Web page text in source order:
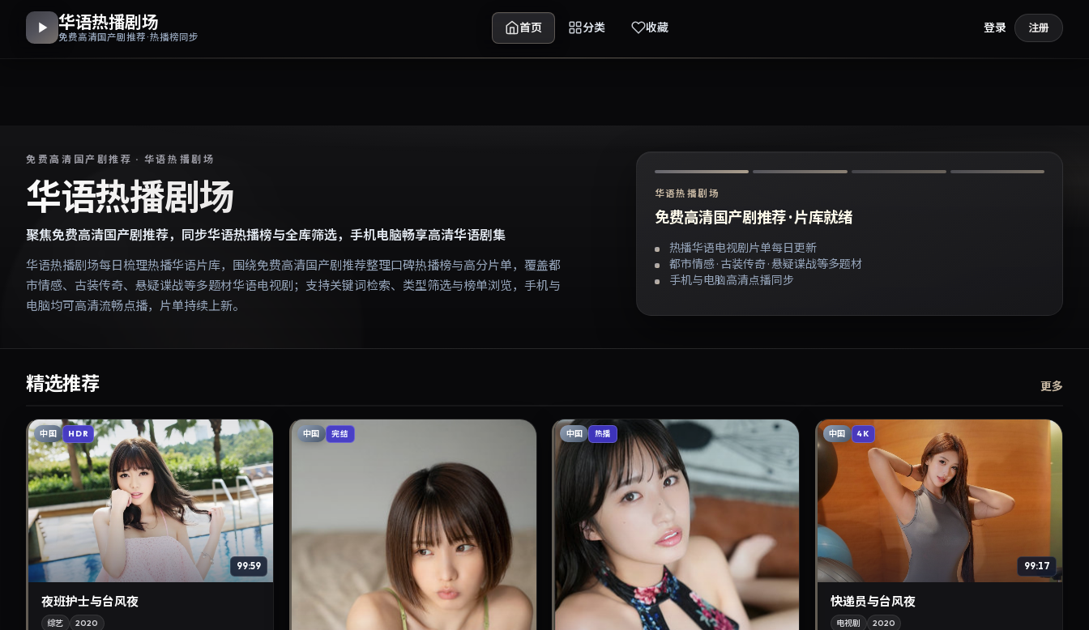
华语热播剧场
免费高清国产剧推荐 · 热播榜同步
首页 分类 收藏 登录 注册
免费高清国产剧推荐 · 华语热播剧场
华语热播剧场
聚焦免费高清国产剧推荐，同步华语热播榜与全库筛选，手机电脑畅享高清华语剧集
华语热播剧场每日梳理热播华语片库，围绕免费高清国产剧推荐整理口碑热播榜与高分片单，覆盖都
市情感、古装传奇、悬疑谍战等多题材华语电视剧；支持关键词检索、类型筛选与榜单浏览，手机与
电脑均可高清流畅点播，片单持续上新。
华语热播剧场
免费高清国产剧推荐 · 片库就绪
热播华语电视剧片单每日更新
都市情感 · 古装传奇 · 悬疑谍战等多题材
手机与电脑高清点播同步
精选推荐 更多
中国 HDR
99:59
夜班护士与台风夜
综艺 2020
中国 完结 中国 热播 中国 4K
99:17
快递员与台风夜
电视剧 2020